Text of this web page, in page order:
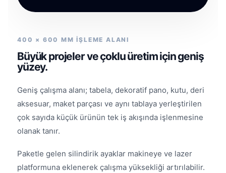
400 × 600 MM İŞLEME ALANI
Büyük projeler ve çoklu üretim için geniş
yüzey.
Geniş çalışma alanı; tabela, dekoratif pano, kutu, deri
aksesuar, maket parçası ve aynı tablaya yerleştirilen
çok sayıda küçük ürünün tek iş akışında işlenmesine
olanak tanır.
Paketle gelen silindirik ayaklar makineye ve lazer
platformuna eklenerek çalışma yüksekliği artırılabilir.